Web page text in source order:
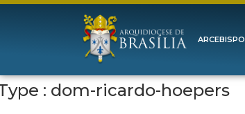
ARCEBISPO
: dom-ricardo-hoepers